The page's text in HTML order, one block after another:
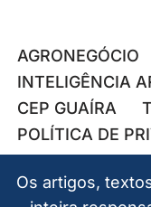
AGRONEGÓCIO
INTELIGÊNCIA
CEP GUAÍRA
POLÍTICA DE
Os artigos,